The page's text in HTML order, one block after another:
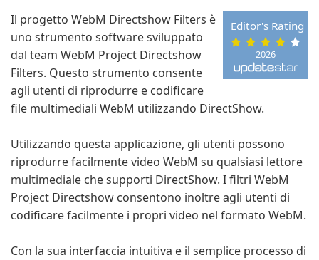
2026
Editor's Rating
Il progetto WebM Directshow Filters è
uno strumento software sviluppato
dal team WebM Project Directshow
Filters. Questo strumento consente
agli utenti di riprodurre e codificare
file multimediali WebM utilizzando DirectShow.
Utilizzando questa applicazione, gli utenti possono
riprodurre facilmente video WebM su qualsiasi lettore
multimediale che supporti DirectShow. I filtri WebM
Project Directshow consentono inoltre agli utenti di
codificare facilmente i propri video nel formato WebM.
Con la sua interfaccia intuitiva e il semplice processo di